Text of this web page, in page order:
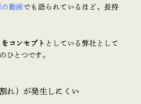
の動画でも語られているほど、長持
コンセプト としている弊社として
ひとつです。
れ）が発生しにくい